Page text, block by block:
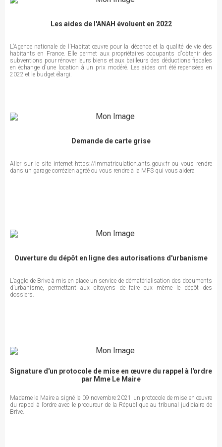
Les aides de l'ANAH évoluent en 2022
L’Agence nationale de l'Habitat œuvre pour la décence et la qualité de vie des
habitants en France. Elle permet aux propriétaires occupants d'obtenir des
subventions pour rénover leurs biens et aux bailleurs des déductions fiscales
en échange d'une location à un prix modéré. Les aides ont été repensées en
2022 et le budget élargi.
Demande de carte grise
Aller sur le site internet https://immatriculation.ants.gouv.fr ou vous rendre
dans un garage corrézien agréé ou vous rendre à la MFS qui vous aidera
Ouverture du dépôt en ligne des autorisations d'urbanisme
L’agglo de Brive à mis en place un service de dématérialisation des documents
d’urbanisme, permettant aux citoyens de faire eux même le dépôt des
dossiers.
Signature d'un protocole de mise en œuvre du rappel à l'ordre
par Mme Le Maire
Madame le Maire a signé le 09 novembre 2021 un protocole de mise en œuvre
du rappel à l’ordre avec le procureur de la République au tribunal judiciaire de
Brive.